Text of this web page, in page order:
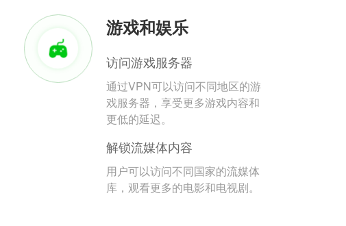
游戏和娱乐
访问游戏服务器
通过VPN可以访问不同地区的游
戏服务器，享受更多游戏内容和
更低的延迟。
解锁流媒体内容
用户可以访问不同国家的流媒体
库，观看更多的电影和电视剧。